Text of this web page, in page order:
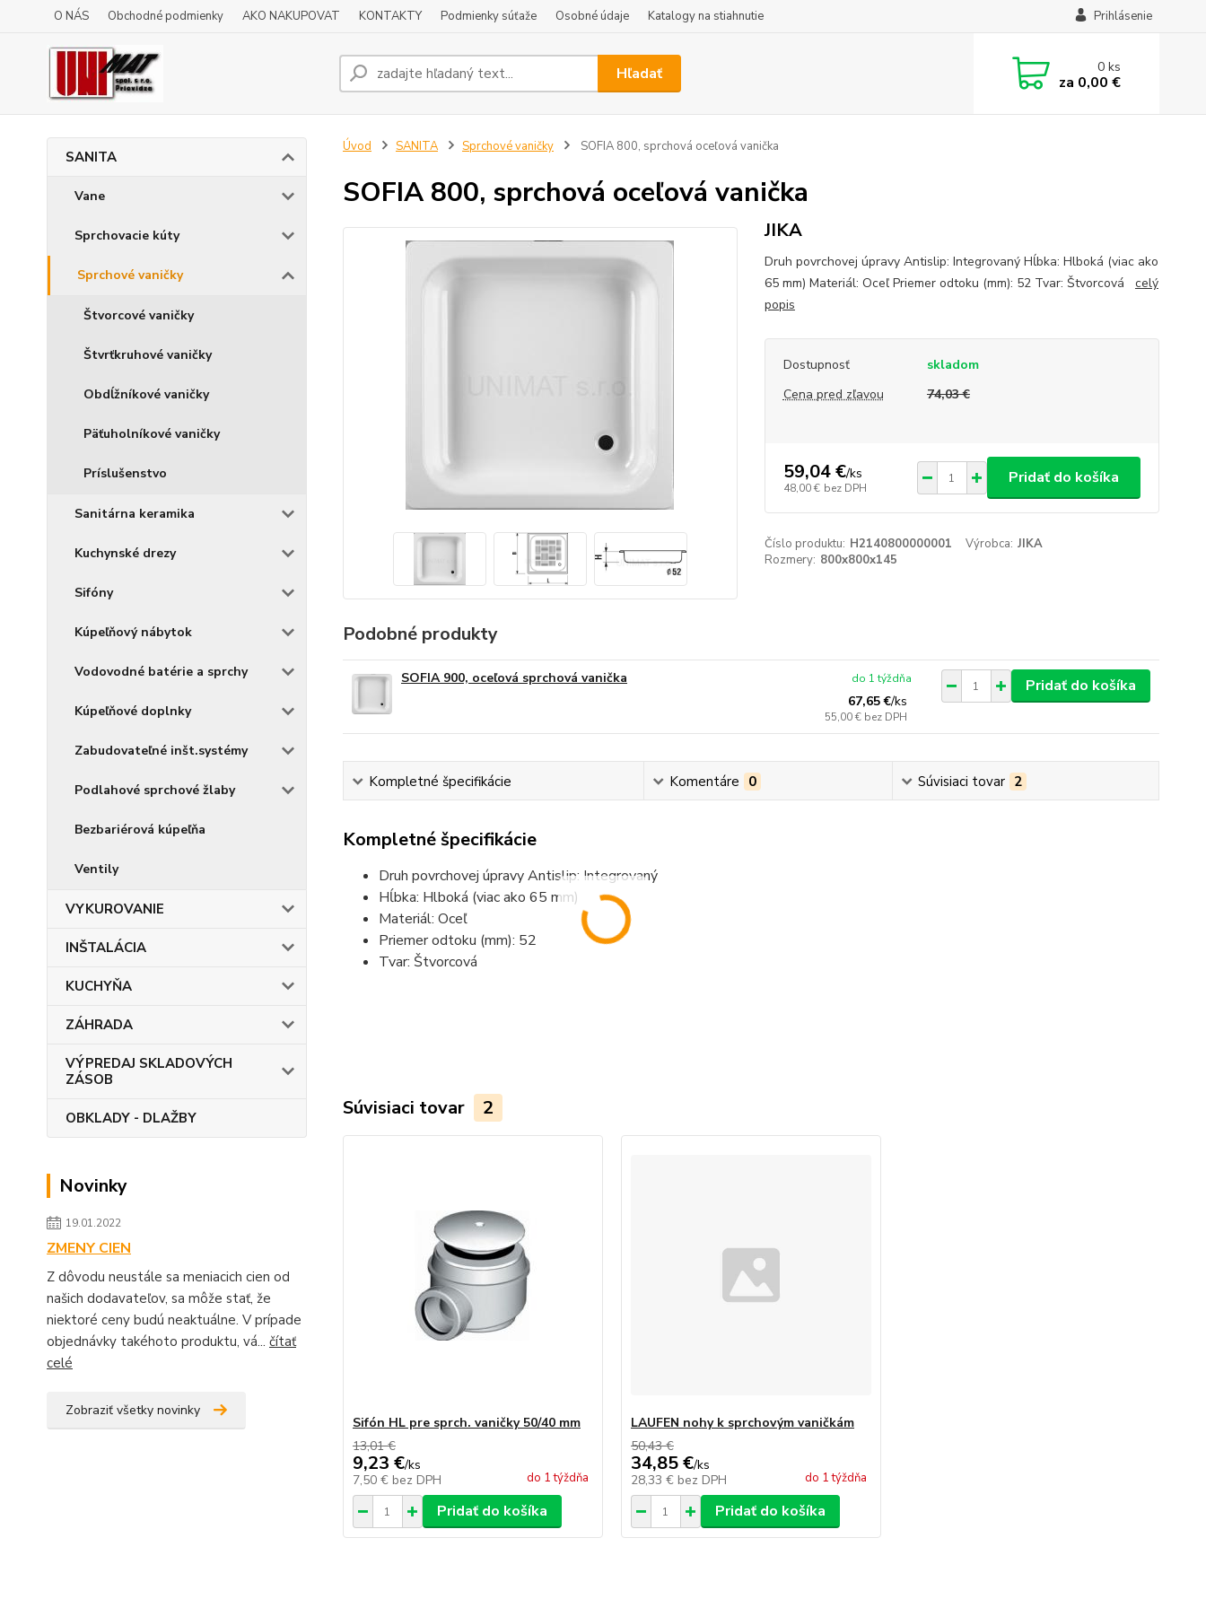
O NÁS Obchodné podmienky AKO NAKUPOVAT KONTAKTY Podmienky súťaže Osobné údaje Katalogy na stiahnutie Prihlásenie
Hľadať 0ks
za 0,00 €
SANITA
Vane
Sprchovacie kúty
Sprchové vaničky
Štvorcové vaničky
Štvrťkruhové vaničky
Obdĺžníkové vaničky
Päťuholníkové vaničky
Príslušenstvo
Sanitárna keramika
Kuchynské drezy
Sifóny
Kúpeľňový nábytok
Vodovodné batérie a sprchy
Kúpeľňové doplnky
Zabudovateľné inšt.systémy
Podlahové sprchové žlaby
Bezbariérová kúpeľňa
Ventily
VYKUROVANIE
INŠTALÁCIA
KUCHYŇA
ZÁHRADA
VÝPREDAJ SKLADOVÝCH
ZÁSOB
OBKLADY - DLAŽBY
Novinky
19.01.2022
ZMENY CIEN
Z dôvodu neustále sa meniacich cien od
našich dodavateľov, sa môže stať, že
niektoré ceny budú neaktuálne. V prípade
objednávky takéhoto produktu, vá... čítať
celé
Zobraziť všetky novinky
Úvod SANITA Sprchové vaničky SOFIA 800, sprchová oceľová vanička
SOFIA 800, sprchová oceľová vanička
JIKA
Druh povrchovej úpravy Antislip: Integrovaný Hĺbka: Hlboká (viac ako
65 mm) Materiál: Oceľ Priemer odtoku (mm): 52 Tvar: Štvorcová celý
popis
Dostupnosť
skladom
Cena pred zľavou
74,03 €
59,04 €/ks
48,00 € bez DPH
Pridať do košíka
Číslo produktu: H2140800000001 Výrobca: JIKA
Rozmery: 800x800x145
Podobné produkty
SOFIA 900, oceľová sprchová vanička
67,65 €/ks
55,00 € bez DPH
do 1 týždňa Pridať do košíka
Kompletné špecifikácie Komentáre 0 Súvisiaci tovar 2
Kompletné špecifikácie
Druh povrchovej úpravy Antislip: Integrovaný
Hĺbka: Hlboká (viac ako 65 mm)
Materiál: Oceľ
Priemer odtoku (mm): 52
Tvar: Štvorcová
Súvisiaci tovar 2
Sifón HL pre sprch. vaničky 50/40 mm
13,01 €
9,23 €/ks
7,50 € bez DPH do 1 týždňa
Pridať do košíka
LAUFEN nohy k sprchovým vaničkám
50,43 €
34,85 €/ks
28,33 € bez DPH do 1 týždňa
Pridať do košíka